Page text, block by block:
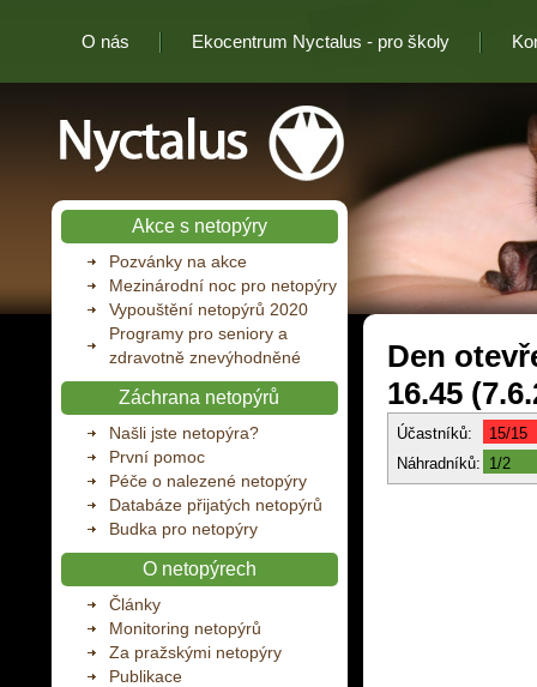
O nás Ekocentrum Nyctalus - pro školy
Akce s netopýry
Pozvánky na akce
Mezinárodní noc pro netopýry
Vypouštění netopýrů 2020
Programy pro seniory a
zdravotně znevýhodněné
Záchrana netopýrů
Našli jste netopýra?
První pomoc
Péče o nalezené netopýry
Databáze přijatých netopýrů
Budka pro netopýry
O netopýrech
Články
Monitoring netopýrů
Za pražskými netopýry
Publikace
Den
16.45
Účastníků:
15/15
Náhradníků: 1/2